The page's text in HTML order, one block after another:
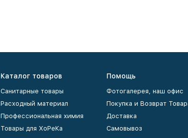
Каталог товаров
Санитарные товары
Расходный материал
Профессиональная химия
Товары для ХоРеКа
Помощь
Фотогалерея, наш офис
Покупка и Возврат
Доставка
Самовывоз